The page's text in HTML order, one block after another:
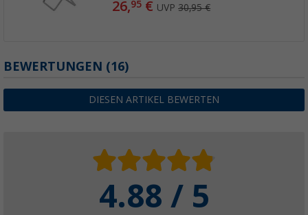
26,95 € UVP30,95 €
BEWERTUNGEN (16)
DIESEN ARTIKEL BEWERTEN
4.88 / 5